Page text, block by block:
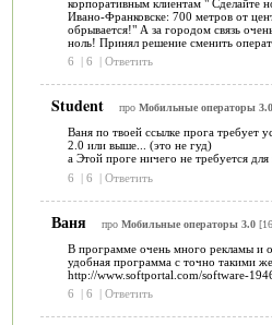
корпоративным клиентам " Сделайте
Ивано-Франковске: 700 метров от
обрывается!" А за городом связь
ноль! Принял решение сменить
6
| 6 | Ответить
Student про Мобильные операторы 3.0
Ваня по твоей ссылке прога требует
2.0 или выше... (это не гуд)
а Этой проге ничего не требуется для
6
| 6 | Ответить
Ваня про Мобильные операторы 3.0
В программе очень много рекламы и
удобная программа с точно такими
http://www.softportal.com/software-
6
| 6 | Ответить